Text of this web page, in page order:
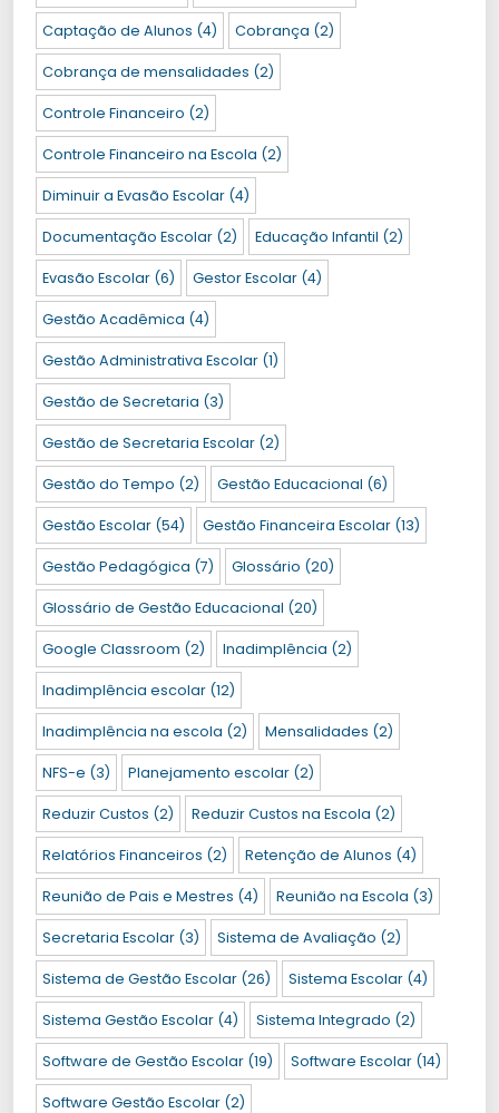
Captação de Alunos (4) Cobrança (2)
Cobrança de mensalidades (2)
Controle Financeiro (2)
Controle Financeiro na Escola (2)
Diminuir a Evasão Escolar (4)
Documentação Escolar (2) Educação Infantil (2)
Evasão Escolar (6) Gestor Escolar (4)
Gestão Acadêmica (4)
Gestão Administrativa Escolar (1)
Gestão de Secretaria (3)
Gestão de Secretaria Escolar (2)
Gestão do Tempo (2) Gestão Educacional (6)
Gestão Escolar (54) Gestão Financeira Escolar (13)
Gestão Pedagógica (7) Glossário (20)
Glossário de Gestão Educacional (20)
Google Classroom (2) Inadimplência (2)
Inadimplência escolar (12)
Inadimplência na escola (2) Mensalidades (2)
NFS-e (3) Planejamento escolar (2)
Reduzir Custos (2) Reduzir Custos na Escola (2)
Relatórios Financeiros (2) Retenção de Alunos (4)
Reunião de Pais e Mestres (4) Reunião na Escola (3)
Secretaria Escolar (3) Sistema de Avaliação (2)
Sistema de Gestão Escolar (26) Sistema Escolar (4)
Sistema Gestão Escolar (4) Sistema Integrado (2)
Software de Gestão Escolar (19) Software Escolar (14)
Software Gestão Escolar (2)